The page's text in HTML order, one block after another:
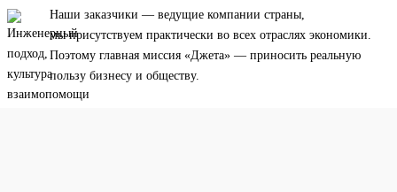
Наши заказчики — ведущие компании страны,
мы присутствуем практически во всех отраслях экономики.
Поэтому главная миссия «Джета» — приносить реальную
пользу бизнесу и обществу.